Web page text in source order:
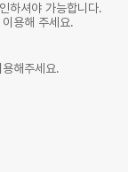
하셔야 가능합니다.
용해 주세요.
해주세요.